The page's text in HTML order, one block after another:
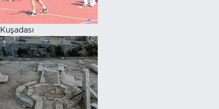
Kuşadası